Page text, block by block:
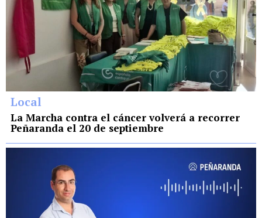
Local
La Marcha contra el cáncer volverá a recorrer
Peñaranda el 20 de septiembre